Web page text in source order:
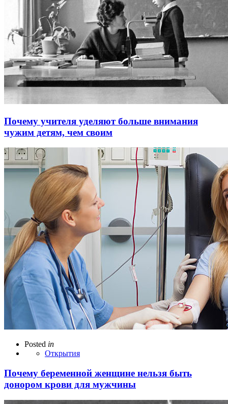
Почему учителя уделяют больше внимания
чужим детям, чем своим
Posted in
Открытия
Почему беременной женщине нельзя быть
донором крови для мужчины